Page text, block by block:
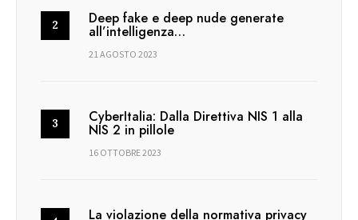
Deep fake e deep nude generate
all’intelligenza…
21 AGOSTO 2023
CyberItalia: Dalla Direttiva NIS 1 alla
NIS 2 in pillole
16 OTTOBRE 2023
La violazione della normativa privacy